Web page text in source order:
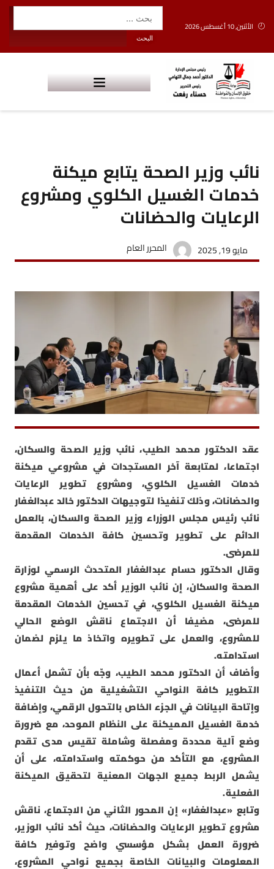
الأثنين, 10 أغسطس 2026
نائب وزير الصحة يتابع ميكنة
خدمات الغسيل الكلوي ومشروع
الرعايات والحضانات
مايو 19, 2025 المحرر العام
عقد الدكتور محمد الطيب، نائب وزير الصحة والسكان،
اجتماعا، لمتابعة آخر المستجدات في مشروعي ميكنة
خدمات الغسيل الكلوي، ومشروع تطوير الرعايات
والحضانات، وذلك تنفيذا لتوجيهات الدكتور خالد عبدالغفار
نائب رئيس مجلس الوزراء وزير الصحة والسكان، بالعمل
الدائم على تطوير وتحسين كافة الخدمات المقدمة
للمرضى.
وقال الدكتور حسام عبدالغفار المتحدث الرسمي لوزارة
الصحة والسكان، إن نائب الوزير أكد على أهمية مشروع
ميكنة الغسيل الكلوي، في تحسين الخدمات المقدمة
للمرضى، مضيفا أن الاجتماع ناقش الوضع الحالي
للمشروع، والعمل على تطويره واتخاذ ما يلزم لضمان
استدامته.
وأضاف أن الدكتور محمد الطيب، وجّه بأن تشمل أعمال
التطوير كافة النواحي التشغيلية من حيث التنفيذ
وإتاحة البيانات في الجزء الخاص بالتحول الرقمي، وإضافة
خدمة الغسيل المميكنة على النظام الموحد، مع ضرورة
وضع آلية محددة ومفصلة وشاملة تقيس مدى تقدم
المشروع، مع التأكد من حوكمته واستدامته، على أن
يشمل الربط جميع الجهات المعنية لتحقيق الميكنة
الفعلية.
وتابع «عبدالغفار» إن المحور الثاني من الاجتماع، ناقش
مشروع تطوير الرعايات والحضانات، حيث أكد نائب الوزير،
ضرورة العمل بشكل مؤسسي واضح وتوفير كافة
المعلومات والبيانات الخاصة بجميع نواحي المشروع،